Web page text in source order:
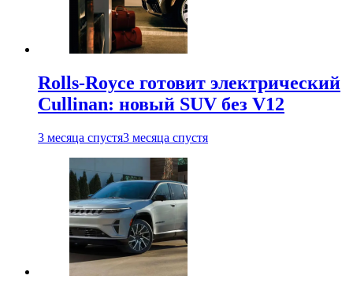
Rolls-Royce готовит электрический
Cullinan: новый SUV без V12
3 месяца спустя3 месяца спустя